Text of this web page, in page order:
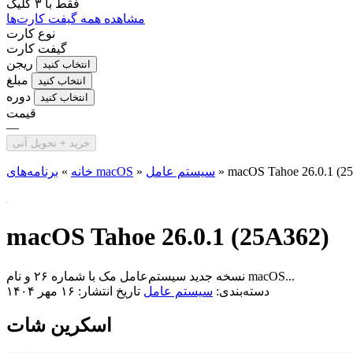
فقط با ۳ کلیک
مشاهده همه گیفت کارت‌ها
نوع کارت
گیفت کارت
ریجن
انتخاب کنید
مبلغ انتخاب کنید
دوره انتخاب کنید
قیمت
—
خرید + تحویل آنی
خانه » برنامه‌های macOS » سیستم عامل » macOS Tahoe 26.0.1
macOS Tahoe 26.0.1 (25A362)
نسخه جدید سیستم‌عامل مک با شماره ۲۶ و نام macOS...
دسته‌بندی: سیستم عامل تاریخ انتشار: ۱۶ مهر ۱۴۰۴
اسکرین شات